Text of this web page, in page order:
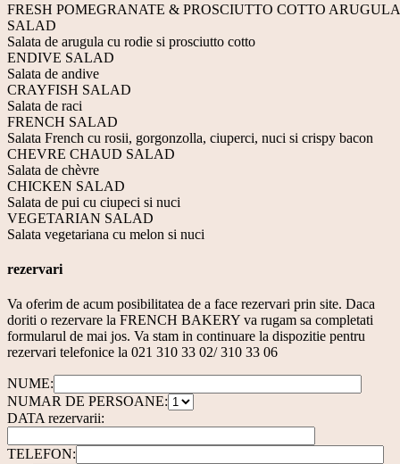
FRESH POMEGRANATE & PROSCIUTTO COTTO ARUGULA
SALAD
Salata de arugula cu rodie si prosciutto cotto
ENDIVE SALAD
Salata de andive
CRAYFISH SALAD
Salata de raci
FRENCH SALAD
Salata French cu rosii, gorgonzolla, ciuperci, nuci si crispy bacon
CHEVRE CHAUD SALAD
Salata de chèvre
CHICKEN SALAD
Salata de pui cu ciupeci si nuci
VEGETARIAN SALAD
Salata vegetariana cu melon si nuci
rezervari
Va oferim de acum posibilitatea de a face rezervari prin site. Daca
doriti o rezervare la FRENCH BAKERY va rugam sa completati
formularul de mai jos. Va stam in continuare la dispozitie pentru
rezervari telefonice la 021 310 33 02/ 310 33 06
NUME:
NUMAR DE PERSOANE:
DATA rezervarii:
TELEFON: